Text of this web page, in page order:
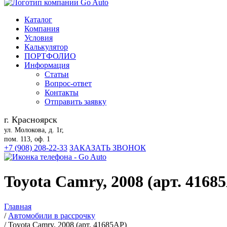
Каталог
Компания
Условия
Калькулятор
ПОРТФОЛИО
Информация
Статьи
Вопрос-ответ
Контакты
Отправить заявку
г. Красноярск
ул. Молокова, д. 1г,
пом. 113, оф. 1
+7 (908) 208-22-33 ЗАКАЗАТЬ ЗВОНОК
Toyota Camry, 2008 (арт.
Главная
/ Автомобили в рассрочку
/Toyota Camry, 2008 (арт. 41685АР)